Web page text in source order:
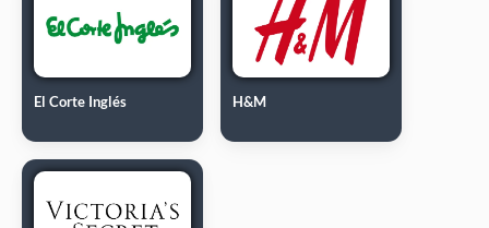
El Corte Inglés H&M